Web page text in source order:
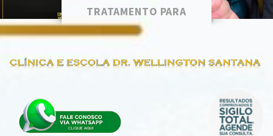
TRATAMENTO PARA
ZUMBIDO NO OUVIDO